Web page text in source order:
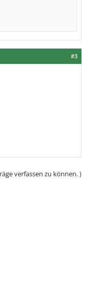
#3
verfassen zu können. )